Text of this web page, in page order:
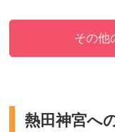
その他
熱田神宮へ